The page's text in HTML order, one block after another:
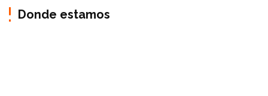
Donde estamos